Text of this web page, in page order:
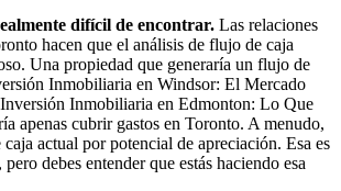
difícil de encontrar. Las relaciones
hacen que el análisis de flujo de caja
Una propiedad que generaría un flujo de
Inmobiliaria en Windsor: El Mercado
Inmobiliaria en Edmonton: Lo Que
apenas cubrir gastos en Toronto. A menudo,
actual por potencial de apreciación. Esa es
debes entender que estás haciendo esa